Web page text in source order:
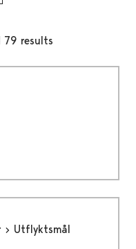
79 results
Utflyktsmål